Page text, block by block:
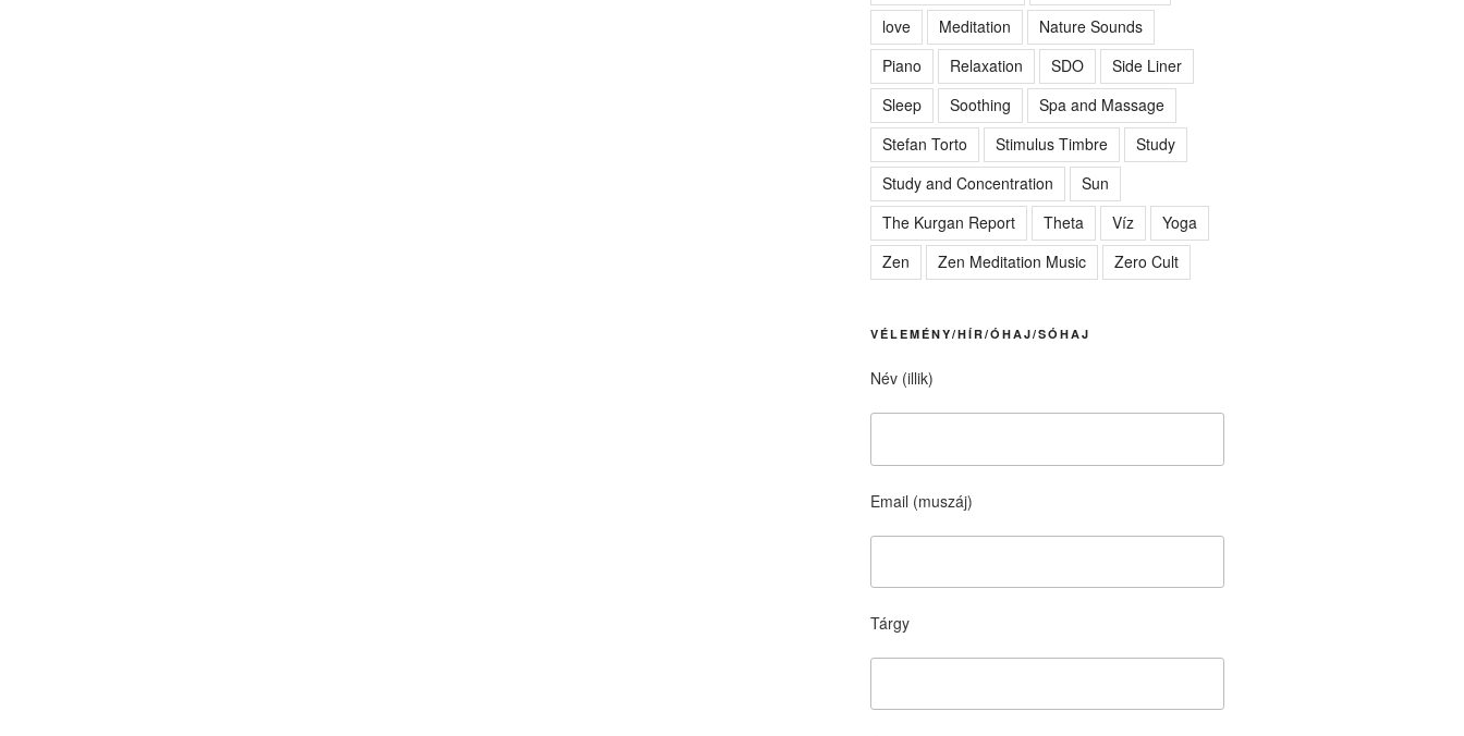
love
Meditation
Nature Sounds
Piano
Relaxation SDO
Side Liner
Sleep
Soothing
Spa and Massage
Stefan Torto
Stimulus Timbre
Study
Study and Concentration
Sun
The Kurgan Report
Theta Víz
Yoga
Zen
Zen Meditation Music Zero Cult
VÉLEMÉNY/HÍR/ÓHAJ/SÓHAJ
Név (illik)
Email (muszáj)
Tárgy